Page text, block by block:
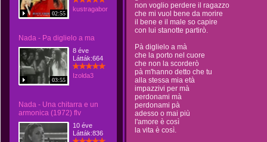
02:55
kustragabor
Nada - Pa diglielo a ma
03:55
8 éve
Látták:664
Izolda3
Nada - Una chitarra e un
armonica (1972) flv
10 éve
Látták:836
non voglio perdere il ragazzo
che mi vuol bene da morire
il bene e il male so capire
con lui stanotte partirò.
Pà diglielo a mà
che la porto nel cuore
che non la scorderò
pà m'hanno detto che tu
alla stessa mia età
impazzivi per mà
perdonami mà
perdonami pà
adesso o mai più
l'amore è così
la vita è così.